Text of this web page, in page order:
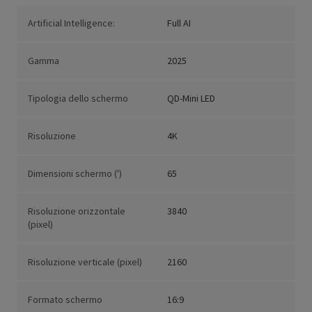
Artificial Intelligence: Full AI
Gamma 2025
Tipologia dello schermo QD-Mini LED
Risoluzione 4K
Dimensioni schermo (') 65
Risoluzione orizzontale
(pixel)
3840
Risoluzione verticale (pixel) 2160
Formato schermo 16:9